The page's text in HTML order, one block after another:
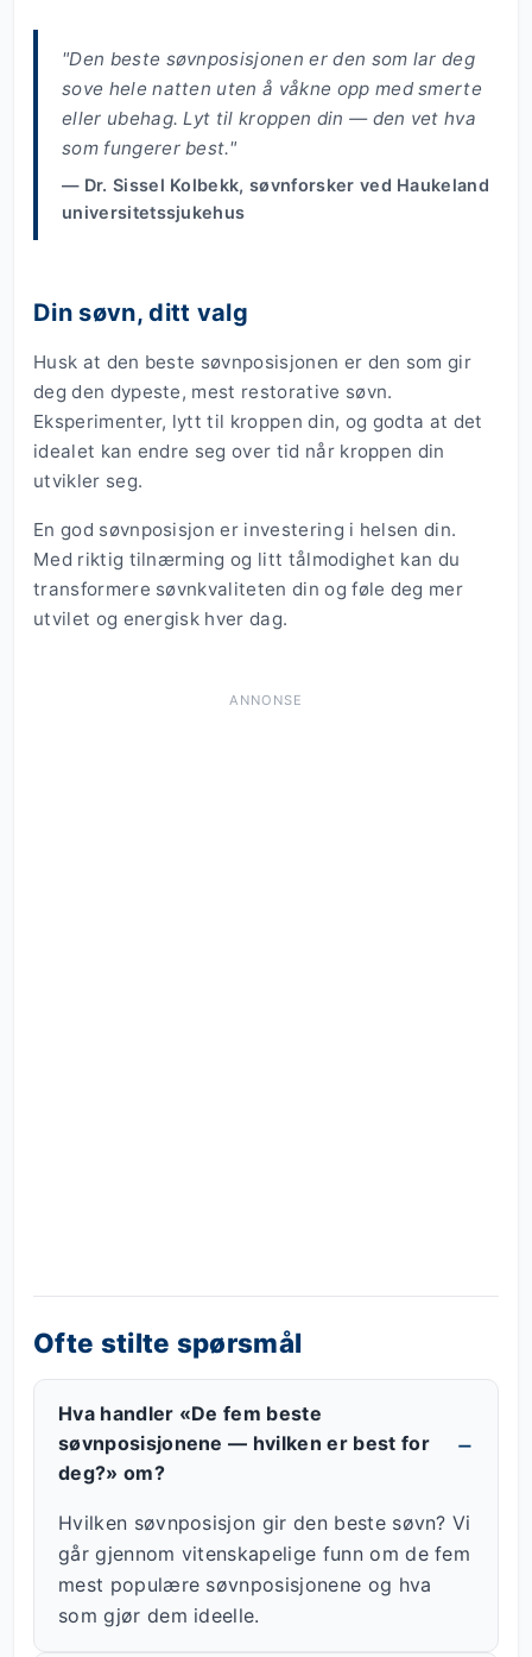
"Den beste søvnposisjonen er den som lar deg
sove hele natten uten å våkne opp med smerte
eller ubehag. Lyt til kroppen din — den vet hva
som fungerer best."
— Dr. Sissel Kolbekk, søvnforsker ved Haukeland
universitetssjukehus
Din søvn, ditt valg
Husk at den beste søvnposisjonen er den som gir
deg den dypeste, mest restorative søvn.
Eksperimenter, lytt til kroppen din, og godta at det
idealet kan endre seg over tid når kroppen din
utvikler seg.
En god søvnposisjon er investering i helsen din.
Med riktig tilnærming og litt tålmodighet kan du
transformere søvnkvaliteten din og føle deg mer
utvilet og energisk hver dag.
ANNONSE
Ofte stilte spørsmål
Hva handler «De fem beste
søvnposisjonene — hvilken er best for
deg?» om?
Hvilken søvnposisjon gir den beste søvn? Vi
går gjennom vitenskapelige funn om de fem
mest populære søvnposisjonene og hva
som gjør dem ideelle.